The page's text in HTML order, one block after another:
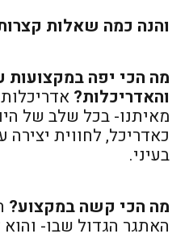
והנה כמה שאלות
מה הכי יפה במקצועות
והאדריכלות?
מאיתנו- בכל שלב של
כאדריכל, לחווית
בעיני.
מה הכי קשה במקצוע?
האתגר הגדול שבו- והוא